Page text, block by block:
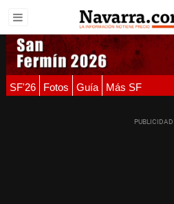
SF'26 Fotos Guía Más SF